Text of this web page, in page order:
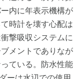
内に年表示機構が
時計を壊す心配は
撃吸収システムに
メントでありなが
ている。防水性能